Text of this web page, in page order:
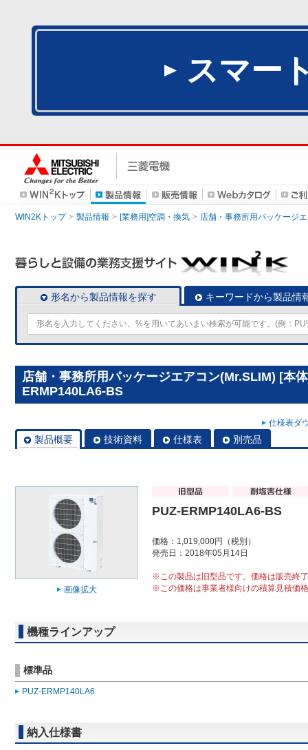
スマー
WIN2Kトップ 製品情報 [業務用]空調・換気 店舗・事務所用パッケージ
形名から製品情報を探す キーワードから製品情
店舗・事務所用パッケージエアコン(Mr.SLIM) [本
ERMP140LA6-BS
仕様表ダ
製品概要 技術資料 仕様表 別売品
画像拡大
PUZ-ERMP140LA6-BS
価格：1,019,000円（税別）
発売日：2018年05月14日
※この製品は旧型品です。価格は販売終
※この価格は事業者様向けの積算見積価
機種ラインアップ
標準品
PUZ-ERMP140LA6
納入仕様書